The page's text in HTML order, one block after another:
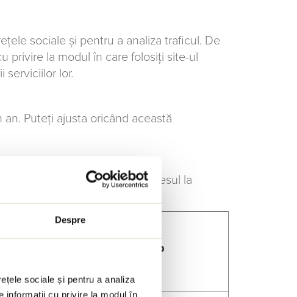
Despre
sociale și pentru a analiza
informații cu privire la modul în
sociale și pentru a analiza traficul. De
privire la modul în care folosiți site-ul
serviciilor lor.
Puteți ajusta oricând această
navigarea în pagină şi accesul la
Tip